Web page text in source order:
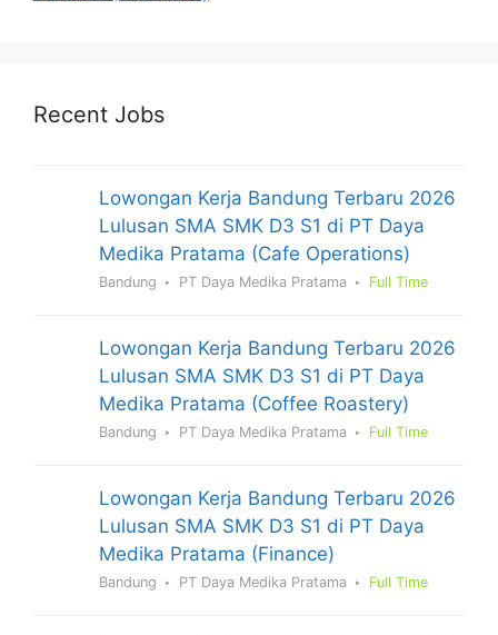
Recent Jobs
Lowongan Kerja Bandung Terbaru 2026
Lulusan SMA SMK D3 S1 di PT Daya
Medika Pratama (Cafe Operations)
Bandung PT Daya Medika Pratama Full Time
Lowongan Kerja Bandung Terbaru 2026
Lulusan SMA SMK D3 S1 di PT Daya
Medika Pratama (Coffee Roastery)
Bandung PT Daya Medika Pratama Full Time
Lowongan Kerja Bandung Terbaru 2026
Lulusan SMA SMK D3 S1 di PT Daya
Medika Pratama (Finance)
Bandung PT Daya Medika Pratama Full Time